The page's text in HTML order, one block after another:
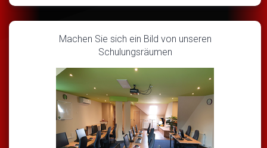
Machen Sie sich ein Bild von unseren
Schulungsräumen